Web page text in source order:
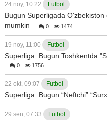
24 noy, 10:22 Futbol
Bugun Superligada
mumkin
0 1474
19 noy, 11:00 Futbol
Superliga. Bugun Toshkentda
0 1756
22 okt, 09:07 Futbol
Superliga. Bugun “Neftchi”
29 sen, 07:33 Futbol